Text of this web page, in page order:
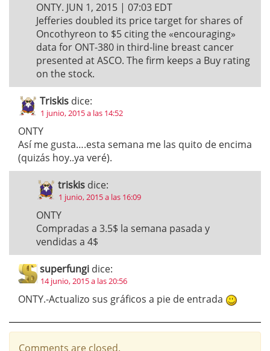
ONTY. JUN 1, 2015 | 07:03 EDT
Jefferies doubled its price target for shares of
Oncothyreon to $5 citing the «encouraging»
data for ONT-380 in third-line breast cancer
presented at ASCO. The firm keeps a Buy rating
on the stock.
Triskis dice:
1 junio, 2015 a las 14:52
ONTY
Así me gusta….esta semana me las quito de encima
(quizás hoy..ya veré).
triskis dice:
1 junio, 2015 a las 16:09
ONTY
Compradas a 3.5$ la semana pasada y
vendidas a 4$
superfungi dice:
14 junio, 2015 a las 20:56
ONTY.-Actualizo sus gráficos a pie de entrada
Comments are closed.